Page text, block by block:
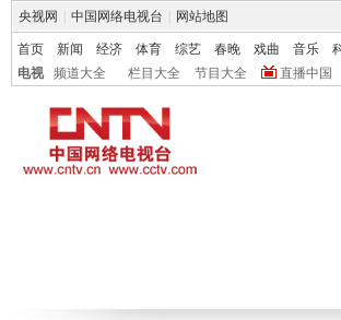
央视网 中国网络电视台 网站地图
首页 新闻 经济 体育 综艺 春晚 戏曲 音乐
电视
频道大全 栏目大全 节目大全 直播中国